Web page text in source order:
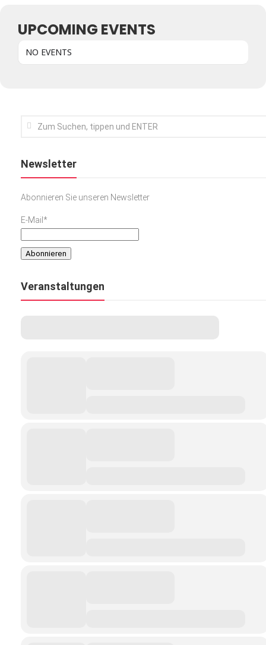
UPCOMING EVENTS
NO EVENTS
Newsletter
Abonnieren Sie unseren Newsletter
E-Mail*
Veranstaltungen